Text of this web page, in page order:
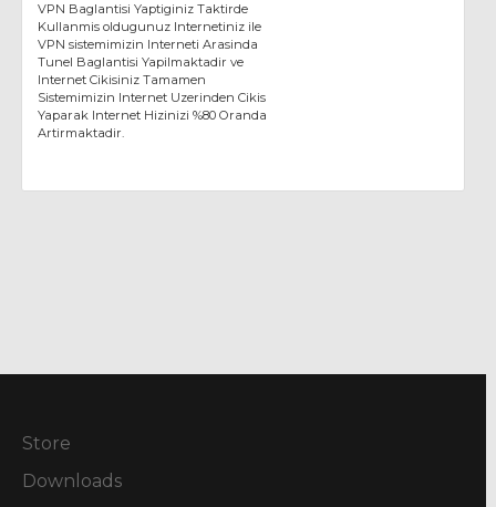
VPN Baglantisi Yaptiginiz Taktirde
Kullanmis oldugunuz Internetiniz ile
VPN sistemimizin Interneti Arasinda
Tunel Baglantisi Yapilmaktadir ve
Internet Cikisiniz Tamamen
Sistemimizin Internet Uzerinden Cikis
Yaparak Internet Hizinizi %80 Oranda
Artirmaktadir.
Store
Downloads